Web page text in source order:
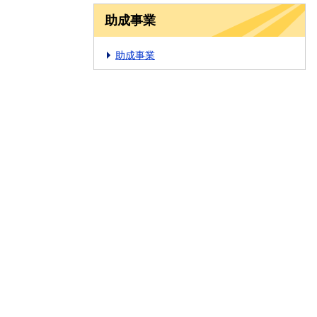
助成事業
助成事業